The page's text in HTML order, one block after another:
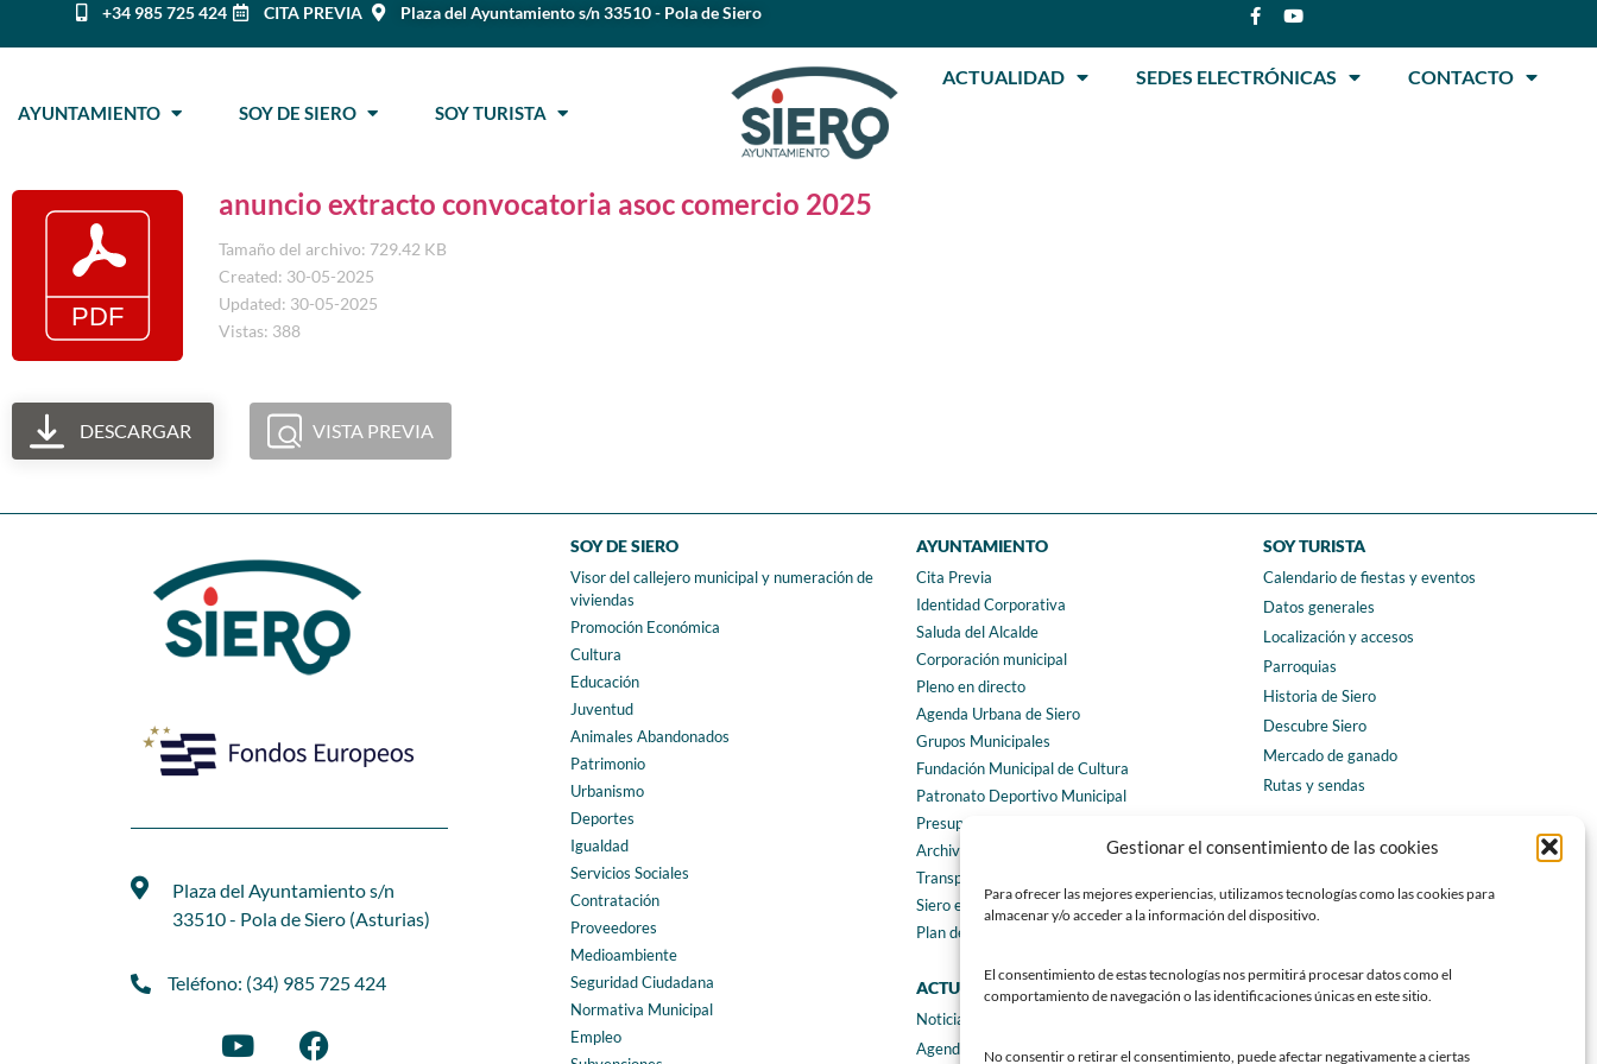
Gestionar el consentimiento de las cookies
Para ofrecer las mejores experiencias, utilizamos tecnologías como las cookies para
almacenar y/o acceder a la información del dispositivo.
El consentimiento de estas tecnologías nos permitirá procesar datos como el
comportamiento de navegación o las identificaciones únicas en este sitio.
No consentir o retirar el consentimiento, puede afectar negativamente a ciertas
+34 985 725 424 CITA PREVIA Plaza del Ayuntamiento s/n 33510 - Pola de Siero
AYUNTAMIENTO SOY DE SIERO SOY TURISTA
ACTUALIDAD SEDES ELECTRÓNICAS CONTACTO
anuncio extracto convocatoria asoc comercio 2025
Tamaño del archivo: 729.42 KB
Created: 30-05-2025
Updated: 30-05-2025
Vistas: 388
DESCARGAR VISTA PREVIA
Plaza del Ayuntamiento s/n
33510 - Pola de Siero (Asturias)
Teléfono: (34) 985 725 424
SOY DE SIERO
Visor del callejero municipal y numeración de
viviendas
Promoción Económica
Cultura
Educación
Juventud
Animales Abandonados
Patrimonio
Urbanismo
Deportes
Igualdad
Servicios Sociales
Contratación
Proveedores
Medioambiente
Seguridad Ciudadana
Normativa Municipal
Empleo
AYUNTAMIENTO
Cita Previa
Identidad Corporativa
Saluda del Alcalde
Corporación municipal
Pleno en directo
Agenda Urbana de Siero
Grupos Municipales
Fundación Municipal de Cultura
Patronato Deportivo Municipal
Presupuestos municipales
Archivo municipal
Transparencia
Siero en Cifras
Plan de igualdad
ACTUALIDAD
Noticias
Agenda
SOY TURISTA
Calendario de fiestas y eventos
Datos generales
Localización y accesos
Parroquias
Historia de Siero
Descubre Siero
Mercado de ganado
Rutas y sendas
CONTACTO
Teléfonos de interés
Formulario de contacto